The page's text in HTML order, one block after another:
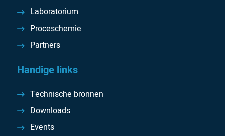
Laboratorium
Proceschemie
Partners
Handige links
Technische bronnen
Downloads
Events